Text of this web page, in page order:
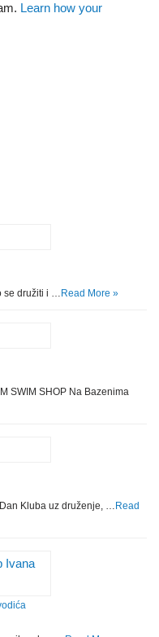
Learn how your
se družiti i … Read More »
SWIM SHOP Na Bazenima
Kluba uz druženje, … Read